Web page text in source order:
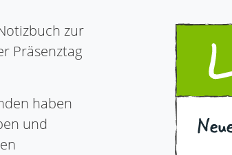
zur
Präsenztag
haben
und